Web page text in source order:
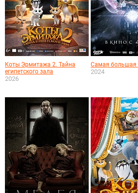
Коты Эрмитажа 2. Тайна
египетского зала
2026
Самая большая
2024